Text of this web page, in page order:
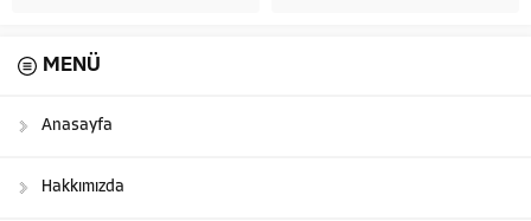
MENÜ
Anasayfa
Hakkımızda